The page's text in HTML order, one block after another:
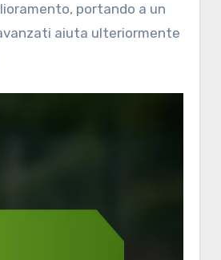
portando a un
aiuta ulteriormente